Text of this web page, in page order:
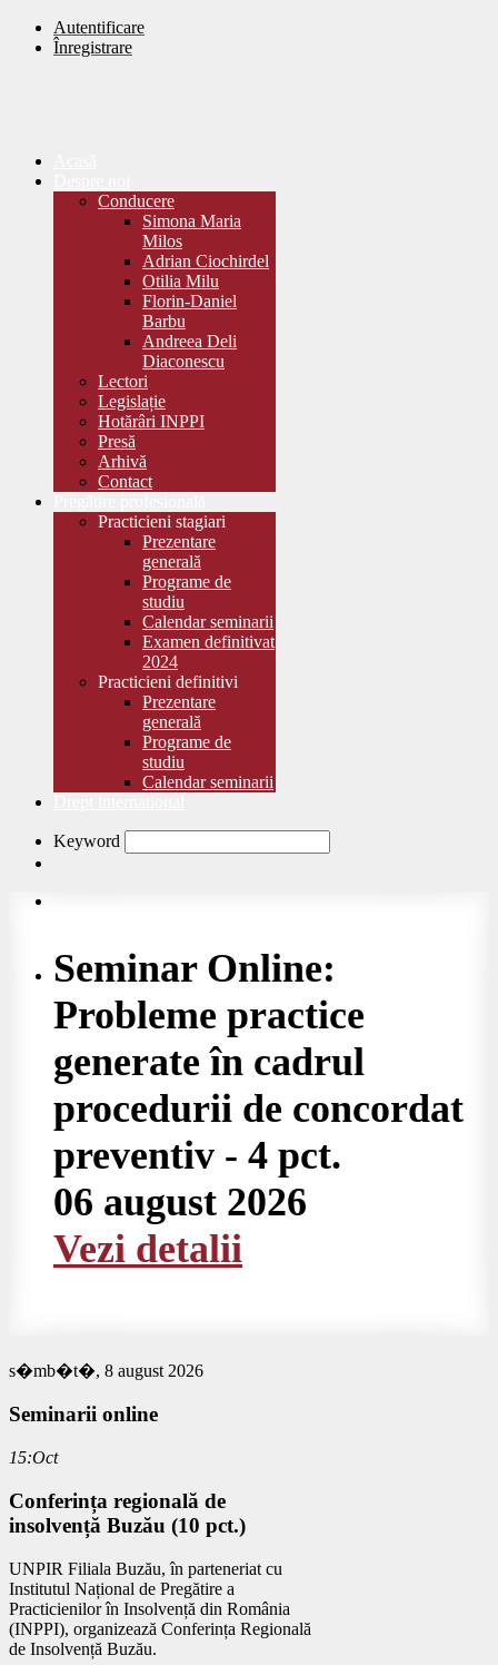
Autentificare
Înregistrare
Conducere
Simona Maria
Milos
Adrian Ciochirdel
Otilia Milu
Florin-Daniel
Barbu
Andreea Deli
Diaconescu
Lectori
Legislație
Hotărâri INPPI
Presă
Arhivă
Contact
Practicieni stagiari
Prezentare
generală
Programe de
studiu
Calendar seminarii
Examen definitivat
2024
Practicieni definitivi
Prezentare
generală
Programe de
studiu
Calendar seminarii
Keyword
Seminar Online:
Probleme practice
generate în cadrul
procedurii de concordat
preventiv - 4 pct.
06 august 2026
Vezi detalii
s�mb�t�, 8 august 2026
Seminarii online
15:Oct
Conferința regională de
insolvență Buzău (10 pct.)
UNPIR Filiala Buzău, în parteneriat cu
Institutul Național de Pregătire a
Practicienilor în Insolvență din România
(INPPI), organizează Conferința Regională
de Insolvență Buzău.